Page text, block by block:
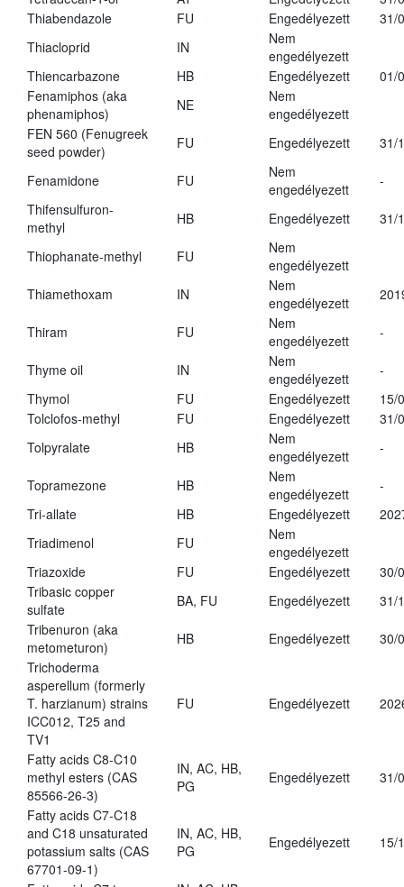
Thiabendazole
FU Engedélyezett
31/
Thiacloprid
IN
Nem
engedélyezett
Thiencarbazone
HB Engedélyezett
01/
Fenamiphos (aka
phenamiphos)
NE
Nem
engedélyezett
FEN 560 (Fenugreek
seed powder)
FU Engedélyezett 31/
Fenamidone FU
Nem
engedélyezett
-
Thifensulfuron-
methyl
HB Engedélyezett 31/
Thiophanate-methyl FU
Nem
engedélyezett
Thiamethoxam
IN
Nem
engedélyezett
Thiram FU
Nem
engedélyezett
-
Thyme oil IN
Nem
engedélyezett
-
Thymol
FU Engedélyezett
15/
Tolclofos-methyl
FU Engedélyezett
31/
Tolpyralate
HB
Nem
engedélyezett
-
Topramezone HB
Nem
engedélyezett
-
Tri-allate
HB Engedélyezett
Triadimenol
FU
Nem
engedélyezett
Triazoxide
FU Engedélyezett
30/
Tribasic copper
sulfate
BA, FU Engedélyezett
31/
Tribenuron (aka
metometuron)
HB Engedélyezett
30/
Trichoderma
asperellum (formerly
T. harzianum) strains
ICC012, T25 and
TV1
FU Engedélyezett
Fatty acids C8-C10
methyl esters (CAS
85566-26-3)
IN, AC, HB,
PG
Engedélyezett 31/
Fatty acids C7-C18
and C18 unsaturated
potassium salts (CAS
67701-09-1)
IN, AC, HB,
PG
Engedélyezett 15/